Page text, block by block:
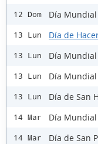
12 Dom Día
13 Lun Día de
13 Lun Día
13 Lun Día
13 Lun Día de San
14 Mar Día
14 Mar Día de San